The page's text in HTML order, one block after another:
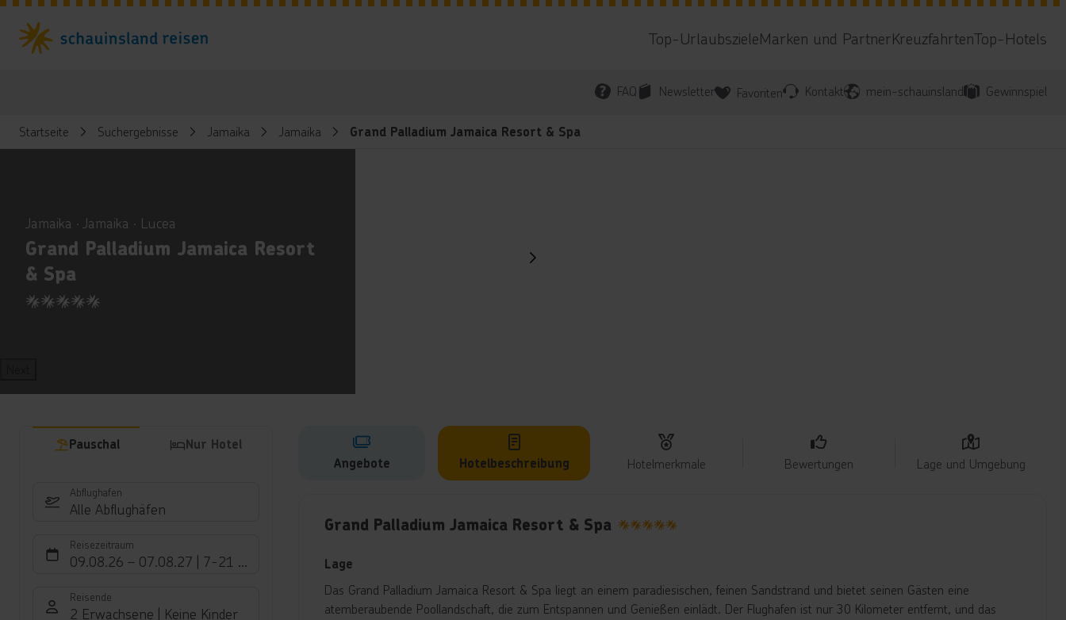
Top-UrlaubszieleMarken und PartnerKreuzfahrtenTop-Hotels
FAQ Newsletter Favoriten Kontakt mein-schauinsland Gewinnspiel
Startseite Suchergebnisse Jamaika Jamaika Grand Palladium Jamaica Resort & Spa
Jamaika ∙ Jamaika ∙ Lucea
Grand Palladium Jamaica Resort
& Spa
5
Pauschal Nur Hotel
Abflughafen
Alle Abflughäfen
Reisezeitraum
09.08.26 – 07.08.27 7-21 Nächte
Reisende
2 Erwachsene Keine Kinder
Angebote Hotelbeschreibung Hotelmerkmale Bewertungen Lage und Umgebung
Grand Palladium Jamaica Resort & Spa
Lage
Das Grand Palladium Jamaica Resort & Spa liegt an einem paradiesischen, feinen Sandstrand und bietet seinen Gästen eine
atemberaubende Poollandschaft, die zum Entspannen und Genießen einlädt. Der Flughafen ist nur 30 Kilometer entfernt, und das